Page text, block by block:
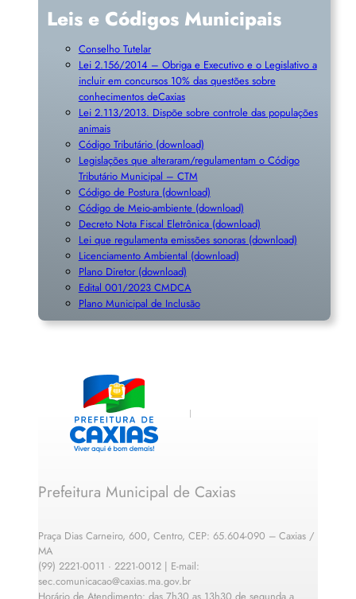
Leis e Códigos Municipais
Conselho Tutelar
Lei 2.156/2014 – Obriga e Executivo e o Legislativo a
incluir em concursos 10% das questões sobre
conhecimentos deCaxias
Lei 2.113/2013. Dispõe sobre controle das populações
animais
Código Tributário (download)
Legislações que alteraram/regulamentam o Código
Tributário Municipal – CTM
Código de Postura (download)
Código de Meio-ambiente (download)
Decreto Nota Fiscal Eletrônica (download)
Lei que regulamenta emissões sonoras (download)
Licenciamento Ambiental (download)
Plano Diretor (download)
Edital 001/2023 CMDCA
Plano Municipal de Inclusão
Prefeitura Municipal de Caxias
Praça Dias Carneiro, 600, Centro, CEP: 65.604-090 – Caxias /
MA
(99) 2221-0011 · 2221-0012 | E-mail:
sec.comunicacao@caxias.ma.gov.br